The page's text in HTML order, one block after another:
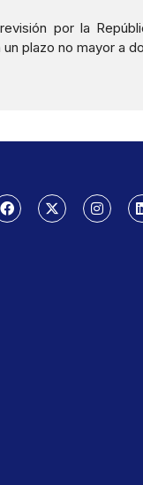
por la
plazo no mayor a